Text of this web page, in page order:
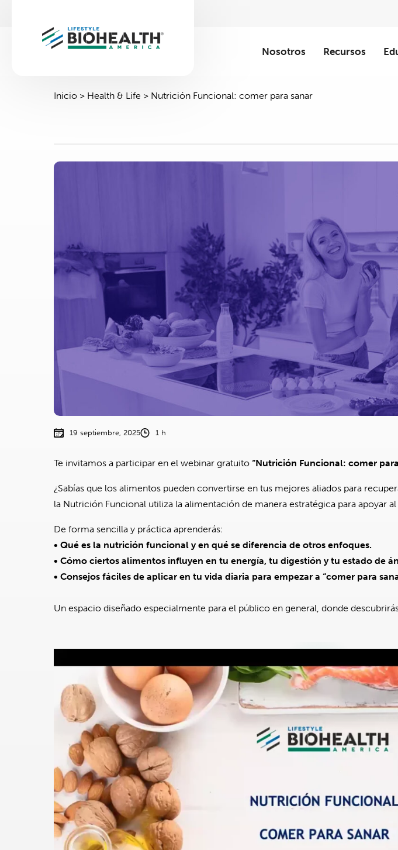
Nosotros Recursos
Inicio > Health & Life > ⁠⁠Nutrición Funcional: comer para sanar
19 septiembre, 2025 1 h
Te invitamos a participar en el webinar gratuito “Nutrición Funcional: comer
¿Sabías que los alimentos pueden convertirse en tus mejores aliados para
la Nutrición Funcional utiliza la alimentación de manera estratégica para apoyar
De forma sencilla y práctica aprenderás:
•⁠ ⁠Qué es la nutrición funcional y en qué se diferencia de otros enfoques.
•⁠ ⁠Cómo ciertos alimentos influyen en tu energía, tu digestión y tu estado de
•⁠ ⁠Consejos fáciles de aplicar en tu vida diaria para empezar a “comer para
Un espacio diseñado especialmente para el público en general, donde